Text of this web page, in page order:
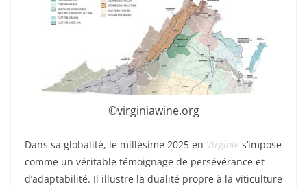
©virginiawine.org
Dans sa globalité, le millésime 2025 en Virginie s’impose
comme un véritable témoignage de persévérance et
d’adaptabilité. Il illustre la dualité propre à la viticulture